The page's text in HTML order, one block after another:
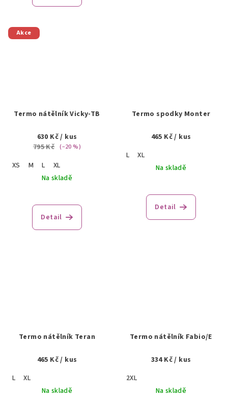
Akce
Termo nátělník Vicky-TB
630 Kč/ kus
795 Kč (–20 %)
XS M L
XL
Na skladě
Detail
Termo spodky Monter
465 Kč/ kus
L
XL
Na skladě
Detail
Termo nátělník Teran
465 Kč/ kus
L
XL
Na skladě
Termo nátělník Fabio/E
334 Kč/ kus
2XL
Na skladě